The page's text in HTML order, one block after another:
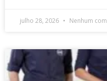
julho 28, 2026 Nenhum